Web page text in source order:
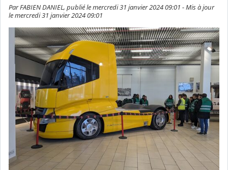
Par FABIEN DANIEL, publié le mercredi 31 janvier 2024 09:01 - Mis à jour
le mercredi 31 janvier 2024 09:01